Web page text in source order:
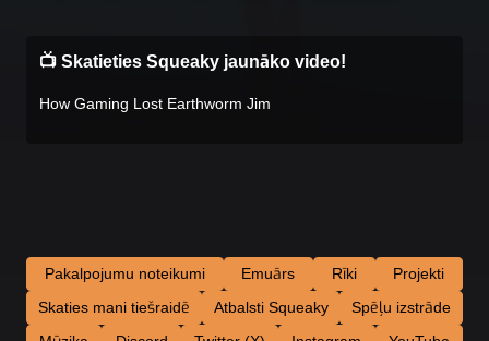
📺 Skatieties Squeaky jaunāko video!
How Gaming Lost Earthworm Jim
Pakalpojumu noteikumi Emuārs Rīki
Projekti
Skaties mani tiešraidē
Atbalsti Squeaky
Spēļu izstrāde